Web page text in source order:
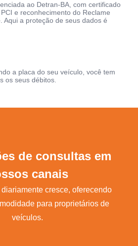
ao Detran-BA, com certificado
e reconhecimento do Reclame
Aqui a proteção de seus dados é
a placa do seu veículo, você tem
os seus débitos.
de consultas em
canais
cresce, oferecendo
para proprietários de
veículos.